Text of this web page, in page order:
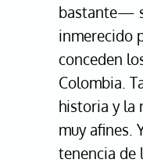
bastante—
inmerecido
conceden
Colombia.
historia y la
muy afines.
tenencia de